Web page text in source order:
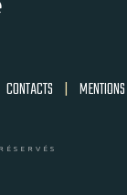
CONTACTS | MENTIONS